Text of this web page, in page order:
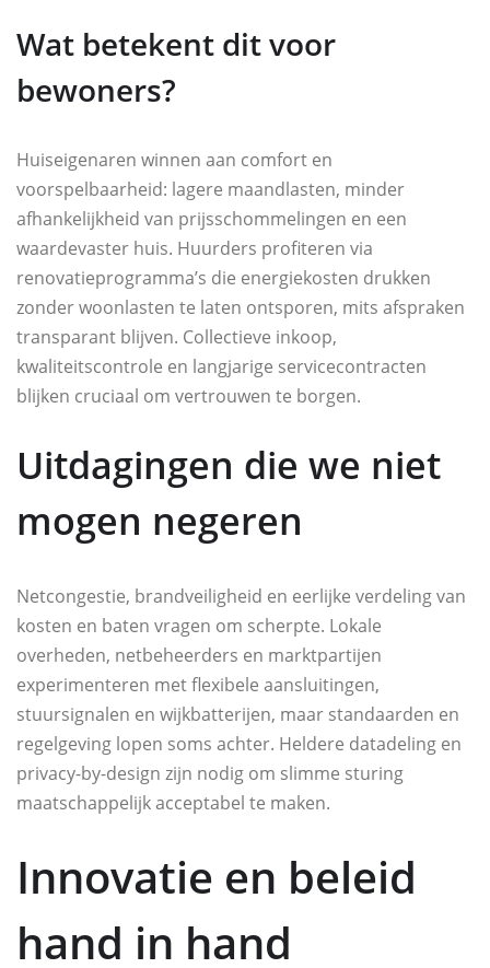
Wat betekent dit voor
bewoners?
Huiseigenaren winnen aan comfort en
voorspelbaarheid: lagere maandlasten, minder
afhankelijkheid van prijsschommelingen en een
waardevaster huis. Huurders profiteren via
renovatieprogramma’s die energiekosten drukken
zonder woonlasten te laten ontsporen, mits afspraken
transparant blijven. Collectieve inkoop,
kwaliteitscontrole en langjarige servicecontracten
blijken cruciaal om vertrouwen te borgen.
Uitdagingen die we niet
mogen negeren
Netcongestie, brandveiligheid en eerlijke verdeling van
kosten en baten vragen om scherpte. Lokale
overheden, netbeheerders en marktpartijen
experimenteren met flexibele aansluitingen,
stuursignalen en wijkbatterijen, maar standaarden en
regelgeving lopen soms achter. Heldere datadeling en
privacy-by-design zijn nodig om slimme sturing
maatschappelijk acceptabel te maken.
Innovatie en beleid
hand in hand